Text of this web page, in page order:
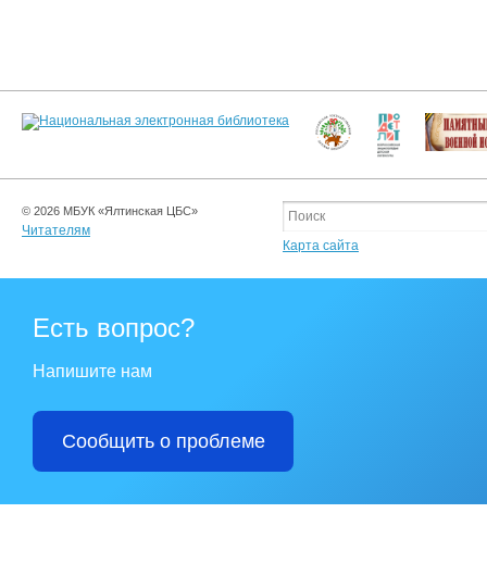
© 2026 МБУК «Ялтинская ЦБС»
Читателям
Карта сайта
Есть вопрос?
Напишите нам
Сообщить о проблеме